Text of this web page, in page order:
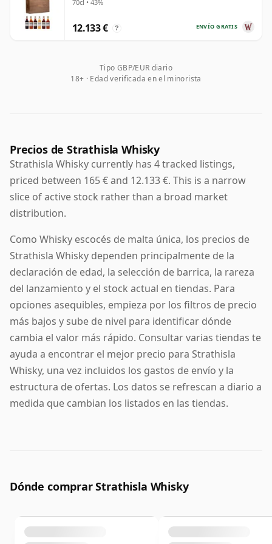
tipo de equilibrio y textura que explica por qué ha sido
valorado durante tanto tiempo tanto por los maestros
mezcladores como por los aficionados al single malt.
combina un patrimonio visible con una utilidad
carácter suficientes para brillar con luz propia.
70cl • 43%
ENVÍO GRATIS
12.133 € ?
Tipo GBP/EUR diario
18+ · Edad verificada en el minorista
Precios de Strathisla Whisky
Strathisla Whisky currently has 4 tracked listings,
priced between 165 € and 12.133 €. This is a narrow
slice of active stock rather than a broad market
distribution.
Como Whisky escocés de malta única, los precios de
Strathisla Whisky dependen principalmente de la
declaración de edad, la selección de barrica, la rareza
del lanzamiento y el stock actual en tiendas. Para
opciones asequibles, empieza por los filtros de precio
más bajos y sube de nivel para identificar dónde
cambia el valor más rápido. Consultar varias tiendas te
ayuda a encontrar el mejor precio para Strathisla
Whisky, una vez incluidos los gastos de envío y la
estructura de ofertas. Los datos se refrescan a diario a
medida que cambian los listados en las tiendas.
Dónde comprar Strathisla Whisky